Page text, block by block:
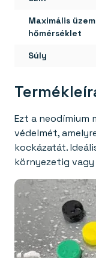
Maximális
hőmérséklet
Súly
Ezt a neodímium
védelmét,
kockázatát.
környezetig vagy